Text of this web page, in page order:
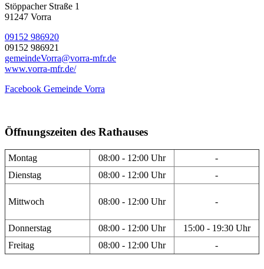
Stöppacher Straße 1
91247 Vorra
09152 986920
09152 986921
gemeindeVorra@vorra-mfr.de
www.vorra-mfr.de/
Facebook Gemeinde Vorra
Öffnungszeiten des Rathauses
Montag 08:00 - 12:00 Uhr
-
Dienstag
08:00 - 12:00 Uhr -
Mittwoch 08:00 - 12:00 Uhr -
Donnerstag 08:00 - 12:00 Uhr
15:00 - 19:30 Uhr
Freitag
08:00 - 12:00 Uhr -